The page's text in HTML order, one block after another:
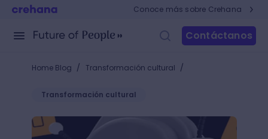
Conoce más sobre Crehana
Contáctanos
Home Blog / Transformación cultural /
Transformación cultural
Robotic Process Automation: ¿qué es y por qué